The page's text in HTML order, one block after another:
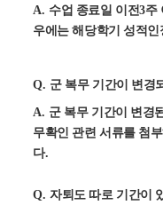
A. 수업 종료일 이전3주
우에는 해당학기 성적
Q. 군 복무 기간이 변경
A. 군 복무 기간이 변경
무확인 관련 서류를 첨
다.
Q.자퇴도 따로 기간이